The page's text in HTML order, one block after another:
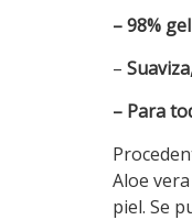
– 98%
–
– Para
Aloe
piel. Se